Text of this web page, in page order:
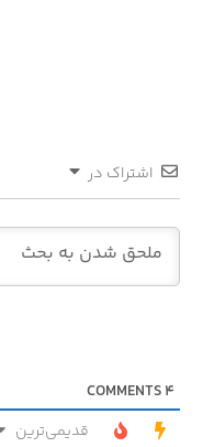
اشتراک در
4
قدیمی‌ترین